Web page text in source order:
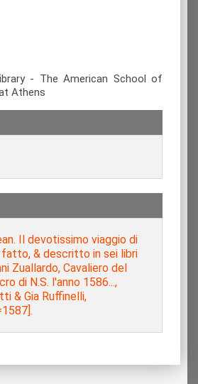
- The American School of
Athens
Il devotissimo viaggio di
fatto, & descritto in sei libri
Zuallardo, Cavaliero del
di N.S. l'anno 1586...,
& Gia Ruffinelli,